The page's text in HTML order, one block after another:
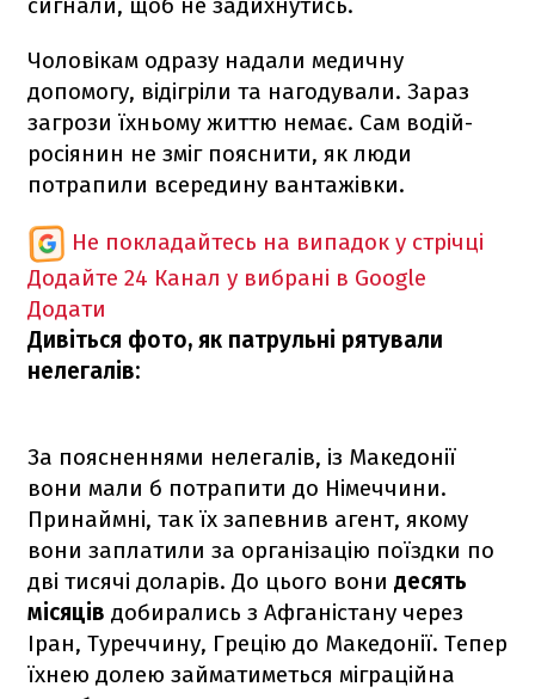
Чоловікам одразу надали медичну
допомогу, відігріли та нагодували. Зараз
загрози їхньому життю немає. Сам водій-
росіянин не зміг пояснити, як люди
потрапили всередину вантажівки.
Не покладайтесь на випадок у стрічці
Додайте 24 Канал у вибрані в Google
Додати
Дивіться фото, як патрульні рятували
нелегалів:
За поясненнями нелегалів, із Македонії
вони мали б потрапити до Німеччини.
Принаймні, так їх запевнив агент, якому
вони заплатили за організацію поїздки по
дві тисячі доларів. До цього вони десять
місяців добирались з Афганістану через
Іран, Туреччину, Грецію до Македонії. Тепер
їхнею долею займатиметься міграційна